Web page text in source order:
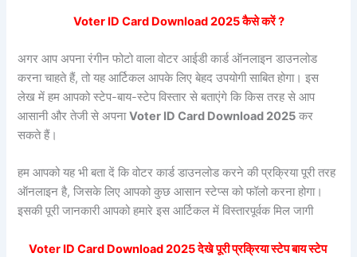
Voter ID Card Download 2025 कैसे करें ?
अगर आप अपना रंगीन फोटो वाला वोटर आईडी कार्ड ऑनलाइन डाउनलोड
करना चाहते हैं, तो यह आर्टिकल आपके लिए बेहद उपयोगी साबित होगा। इस
लेख में हम आपको स्टेप-बाय-स्टेप विस्तार से बताएंगे कि किस तरह से आप
आसानी और तेजी से अपनाVoter ID Card Download 2025 कर
सकते हैं।
हम आपको यह भी बता दें कि वोटर कार्ड डाउनलोड करने की प्रक्रिया पूरी तरह
ऑनलाइन है, जिसके लिए आपको कुछ आसान स्टेप्स को फॉलो करना होगा।
इसकी पूरी जानकारी आपको हमारे इस आर्टिकल में विस्तारपूर्वक मिल जागी
Voter ID Card Download 2025 देखे पूरी प्रक्रिया स्टेप बाय स्टेप